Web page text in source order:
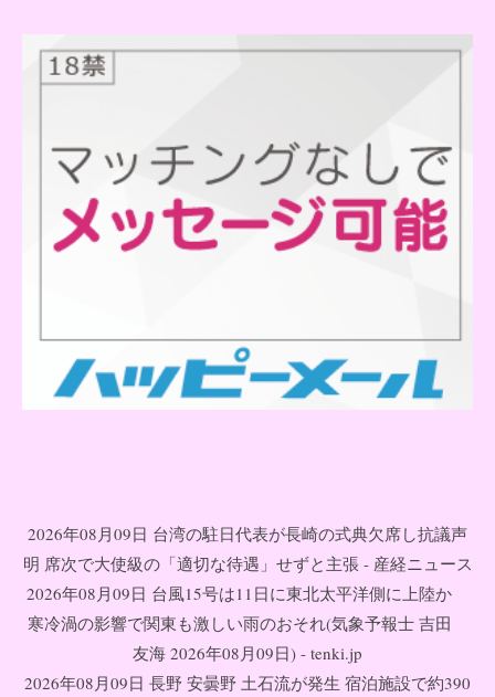
2026年08月09日 台湾の駐日代表が長崎の式典欠席し抗議声
明 席次で大使級の「適切な待遇」せずと主張 - 産経ニュース
2026年08月09日 台風15号は11日に東北太平洋側に上陸か
寒冷渦の影響で関東も激しい雨のおそれ(気象予報士 吉田
友海 2026年08月09日) - tenki.jp
2026年08月09日 長野 安曇野 土石流が発生 宿泊施設で約390